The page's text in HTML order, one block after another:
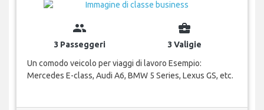
group
3 Passeggeri
business_center
3 Valigie
Un comodo veicolo per viaggi di lavoro Esempio:
Mercedes E-class, Audi A6, BMW 5 Series, Lexus GS, etc.